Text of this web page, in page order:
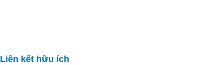
Liên kết hữu ích